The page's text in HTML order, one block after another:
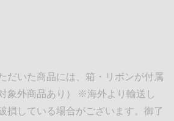
だいた商品には、箱・リボンが付属
象外商品あり） ※海外より輸送し
損している場合がございます。御了